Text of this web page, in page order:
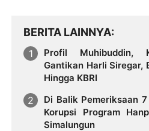
BERITA LAINNYA
Profil Muhibuddin,
Gantikan Harli Siregar,
Hingga KBRI
Di Balik Pemeriksaan
Korupsi Program
Simalungun